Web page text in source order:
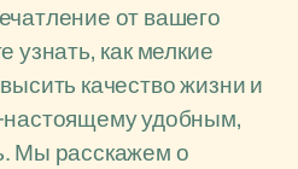
от вашего
узнать, как мелкие
качество жизни и
удобным,
Мы расскажем о